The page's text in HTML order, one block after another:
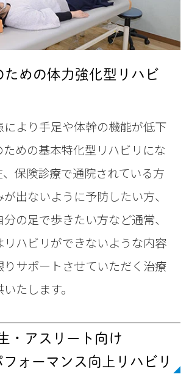
ための体力強化型リハビ
により手足や体幹の機能が低下
ための基本特化型リハビリにな
、保険診療で通院されている方
出ないように予防したい方、
の足で歩きたい方など通常、
ハビリができないような内容
りサポートさせていただく治療
たします。
・アスリート向け
フォーマンス向上リハビリ